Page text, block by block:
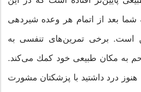
بعد از اتمام هر وعده شیردهی
است. برخی تمرین‌های تنفسی به
به مكان طبیعی خود كمك می‌كند.
از 3-2 هفته هنوز درد داشتید با پزشكتان مشورت